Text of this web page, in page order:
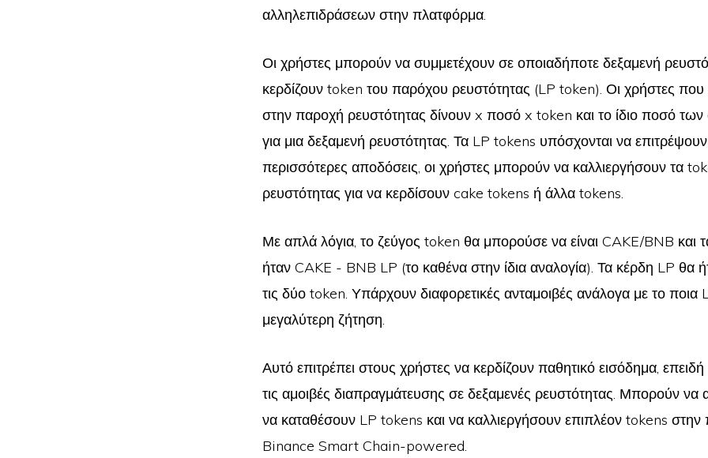
αλληλεπιδράσεων στην πλατφόρμα.
Οι χρήστες μπορούν να συμμετέχουν σε οποιαδήποτε δεξαμενή
κερδίζουν token του παρόχου ρευστότητας (LP token). Οι χρήστες
στην παροχή ρευστότητας δίνουν x ποσό x token και το ίδιο ποσό
για μια δεξαμενή ρευστότητας. Τα LP tokens υπόσχονται να
περισσότερες αποδόσεις, οι χρήστες μπορούν να καλλιεργήσουν τα
ρευστότητας για να κερδίσουν cake tokens ή άλλα tokens.
Με απλά λόγια, το ζεύγος token θα μπορούσε να είναι CAKE/BNB και
ήταν CAKE - BNB LP (το καθένα στην ίδια αναλογία). Τα κέρδη LP θα
τις δύο token. Υπάρχουν διαφορετικές ανταμοιβές ανάλογα με το
μεγαλύτερη ζήτηση.
Αυτό επιτρέπει στους χρήστες να κερδίζουν παθητικό εισόδημα,
τις αμοιβές διαπραγμάτευσης σε δεξαμενές ρευστότητας. Μπορούν
να καταθέσουν LP tokens και να καλλιεργήσουν επιπλέον tokens
Binance Smart Chain-powered.